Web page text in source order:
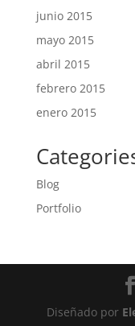
junio 2015
mayo 2015
abril 2015
febrero 2015
enero 2015
Blog
Portfolio
Diseñado por